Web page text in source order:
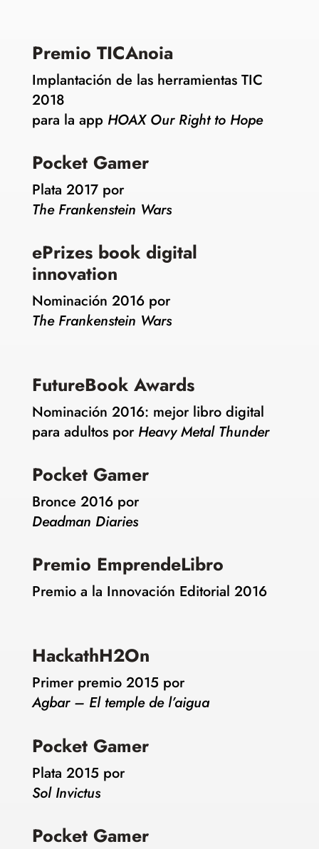
Premio TICAnoia
Implantación de las herramientas TIC
2018
para la app HOAX Our Right to Hope
Pocket Gamer
Plata 2017 por
The Frankenstein Wars
ePrizes book digital
innovation
Nominación 2016 por
The Frankenstein Wars
FutureBook Awards
Nominación 2016: mejor libro digital
para adultos por Heavy Metal Thunder
Pocket Gamer
Bronce 2016 por
Deadman Diaries
Premio EmprendeLibro
Premio a la Innovación Editorial 2016
HackathH2On
Primer premio 2015 por
Agbar – El temple de l’aigua
Pocket Gamer
Plata 2015 por
Sol Invictus
Pocket Gamer